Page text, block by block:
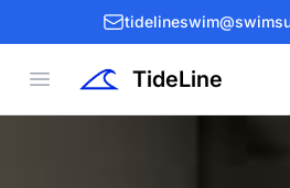
Open menu TideLine